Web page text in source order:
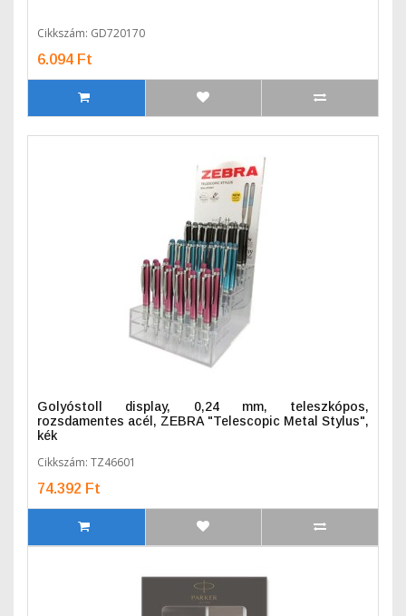
Cikkszám: GD720170
6.094 Ft
Golyóstoll display, 0,24 mm, teleszkópos,
rozsdamentes acél, ZEBRA "Telescopic Metal Stylus",
kék
Cikkszám: TZ46601
74.392 Ft